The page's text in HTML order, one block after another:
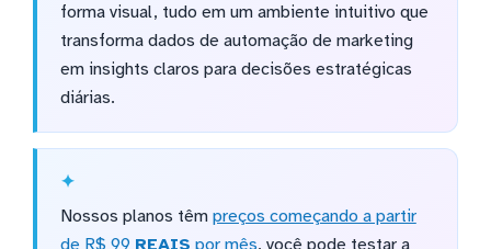
forma visual, tudo em um ambiente intuitivo que
transforma dados de automação de marketing
em insights claros para decisões estratégicas
diárias.
Nossos planos têm preços começando a partir